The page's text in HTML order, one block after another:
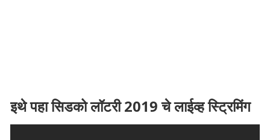
इथे पहा सिडको लॉटरी 2019 चे लाईव्ह स्ट्रिमिंग